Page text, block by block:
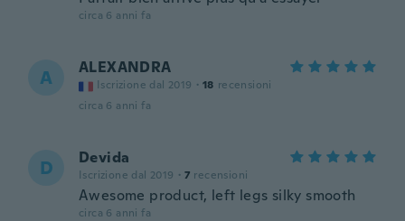
circa 6 anni fa
A ALEXANDRA
Iscrizione dal 2019 · 18 recensioni
circa 6 anni fa
D Devida
Iscrizione dal 2019 · 7 recensioni
Awesome product, left legs silky smooth
circa 6 anni fa